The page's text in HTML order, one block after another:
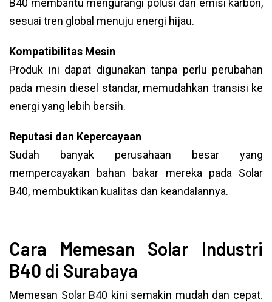
B40 membantu mengurangi polusi dan emisi karbon,
sesuai tren global menuju energi hijau.
Kompatibilitas Mesin
Produk ini dapat digunakan tanpa perlu perubahan
pada mesin diesel standar, memudahkan transisi ke
energi yang lebih bersih.
Reputasi dan Kepercayaan
Sudah banyak perusahaan besar yang
mempercayakan bahan bakar mereka pada Solar
B40, membuktikan kualitas dan keandalannya.
Cara Memesan Solar Industri
B40 di Surabaya
Memesan Solar B40 kini semakin mudah dan cepat.